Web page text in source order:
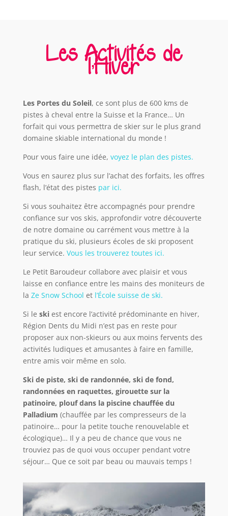
Les Activités de
l’Hiver
Les Portes du Soleil, ce sont plus de 600 kms de
pistes à cheval entre la Suisse et la France… Un
forfait qui vous permettra de skier sur le plus grand
domaine skiable international du monde !
Pour vous faire une idée, voyez le plan des pistes.
Vous en saurez plus sur l’achat des forfaits, les offres
flash, l’état des pistes par ici.
Si vous souhaitez être accompagnés pour prendre
confiance sur vos skis, approfondir votre découverte
de notre domaine ou carrément vous mettre à la
pratique du ski, plusieurs écoles de ski proposent
leur service. Vous les trouverez toutes ici.
Le Petit Baroudeur collabore avec plaisir et vous
laisse en confiance entre les mains des moniteurs de
la Ze Snow School et l’École suisse de ski.
Si le skiest encore l’activité prédominante en hiver,
Région Dents du Midi n’est pas en reste pour
proposer aux non-skieurs ou aux moins fervents des
activités ludiques et amusantes à faire en famille,
entre amis voir même en solo.
Ski de piste, ski de randonnée, ski de fond,
randonnées en raquettes, girouette sur la
patinoire, plouf dans la piscine chauffée du
Palladium (chauffée par les compresseurs de la
patinoire… pour la petite touche renouvelable et
écologique)… Il y a peu de chance que vous ne
trouviez pas de quoi vous occuper pendant votre
séjour… Que ce soit par beau ou mauvais temps !